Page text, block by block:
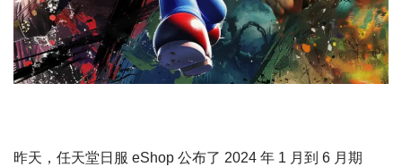
昨天，任天堂日服 eShop 公布了 2024 年 1 月到 6 月期